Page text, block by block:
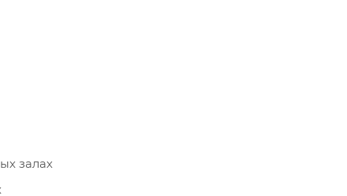
залах